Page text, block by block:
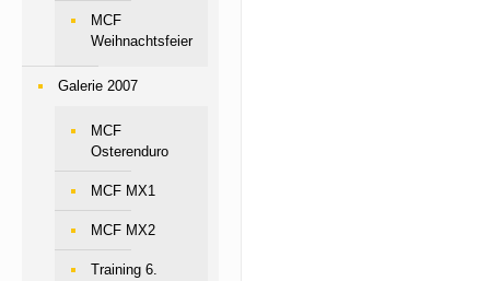
MCF
Weihnachtsfeier
Galerie 2007
MCF
Osterenduro
MCF MX1
MCF MX2
Training 6.